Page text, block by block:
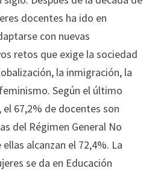
docentes ha ido en
con nuevas
retos que exige la sociedad
la inmigración, la
Según el último
67,2% de docentes son
del Régimen General No
alcanzan el 72,4%. La
se da en Educación